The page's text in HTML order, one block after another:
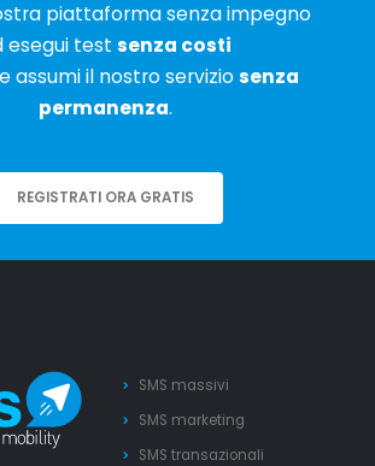
piattaforma senza impegno
esegui test senza costi
assumi il nostro serviziosenza
permanenza.
REGISTRATI ORA GRATIS
SMS massivi
SMS marketing
SMS transazionali